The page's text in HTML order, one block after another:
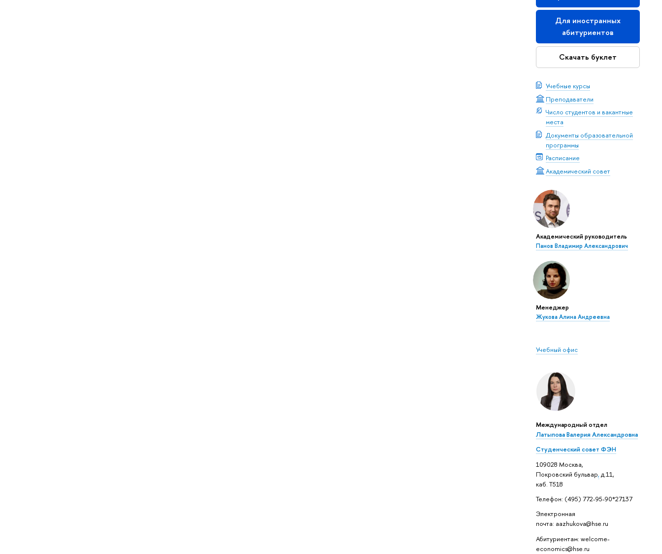
Для иностранных
абитуриентов
Скачать буклет
Учебные курсы
Преподаватели
Число студентов и вакантные
места
Документы образовательной
программы
Расписание
Академический совет
Академический руководитель
Панов Владимир Александрович
Менеджер
Жукова Алина Андреевна
Учебный офис
Международный отдел
Латыпова Валерия Александровна
Студенческий совет ФЭН
109028 Москва,
Покровский бульвар, д.11,
каб. Т518
Телефон: (495) 772-95-90*27137
Электронная
почта: aazhukova@hse.ru
Абитуриентам: welcome-
economics@hse.ru